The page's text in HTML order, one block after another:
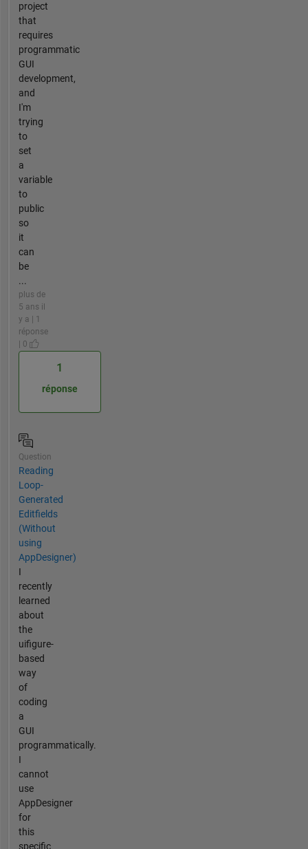
project
that
requires
programmatic
GUI
development,
and
I'm
trying
to
set
a
variable
to
public
so
it
can
be
...
plus de
5 ans il
y a | 1
réponse
| 0
1
réponse
Question
Reading
Loop-
Generated
Editfields
(Without
using
AppDesigner)
I
recently
learned
about
the
uifigure-
based
way
of
coding
a
GUI
programmatically.
I
cannot
use
AppDesigner
for
this
specific